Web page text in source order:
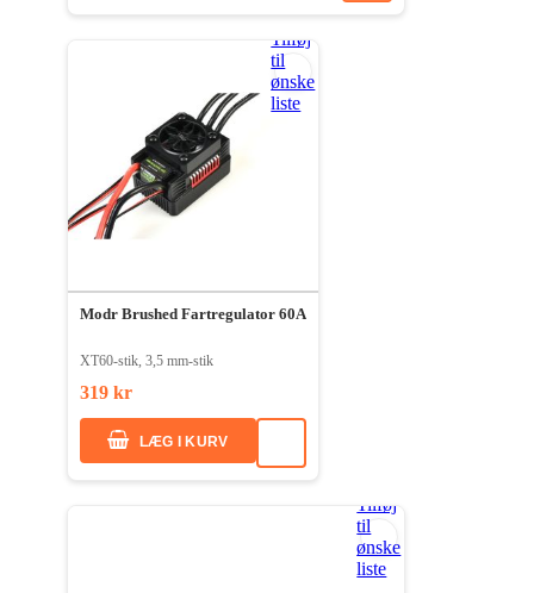
Tilføj
til
ønske
liste
Modr Brushed Fartregulator 60A
XT60-stik, 3,5 mm-stik
319 kr
LÆG I KURV
Tilføj
til
ønske
liste